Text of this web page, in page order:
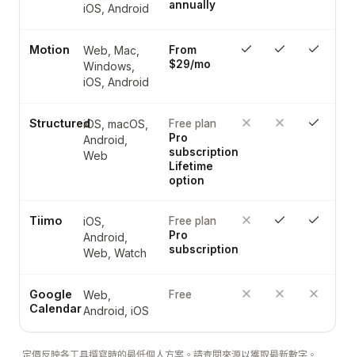
iOS, Android
annually
Motion
Web, Mac,
Windows,
iOS, Android
From
$29/mo
StructurediOS, macOS,
Android,
Web
Free plan
Pro
subscription
Lifetime
option
Tiimo
iOS,
Android,
Web, Watch
Free plan
Pro
subscription
Google
Calendar
Web,
Android, iOS
Free